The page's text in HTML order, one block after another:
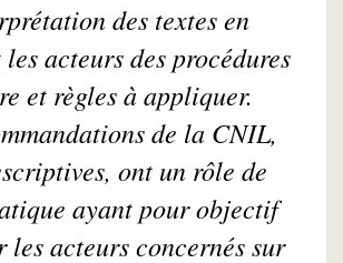
des textes en
acteurs des procédures
et règles à appliquer.
de la CNIL,
ont un rôle de
ayant pour objectif
acteurs concernés sur